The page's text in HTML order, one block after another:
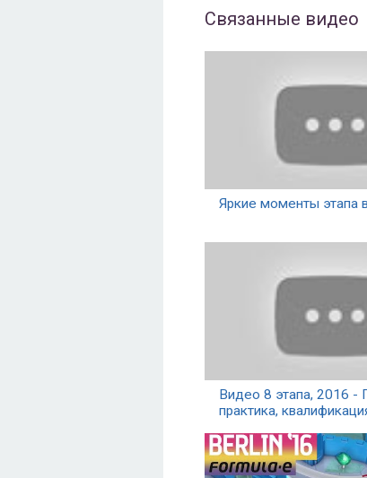
Связанные видео
Яркие моменты этапа
Видео 8 этапа, 2016 -
практика,